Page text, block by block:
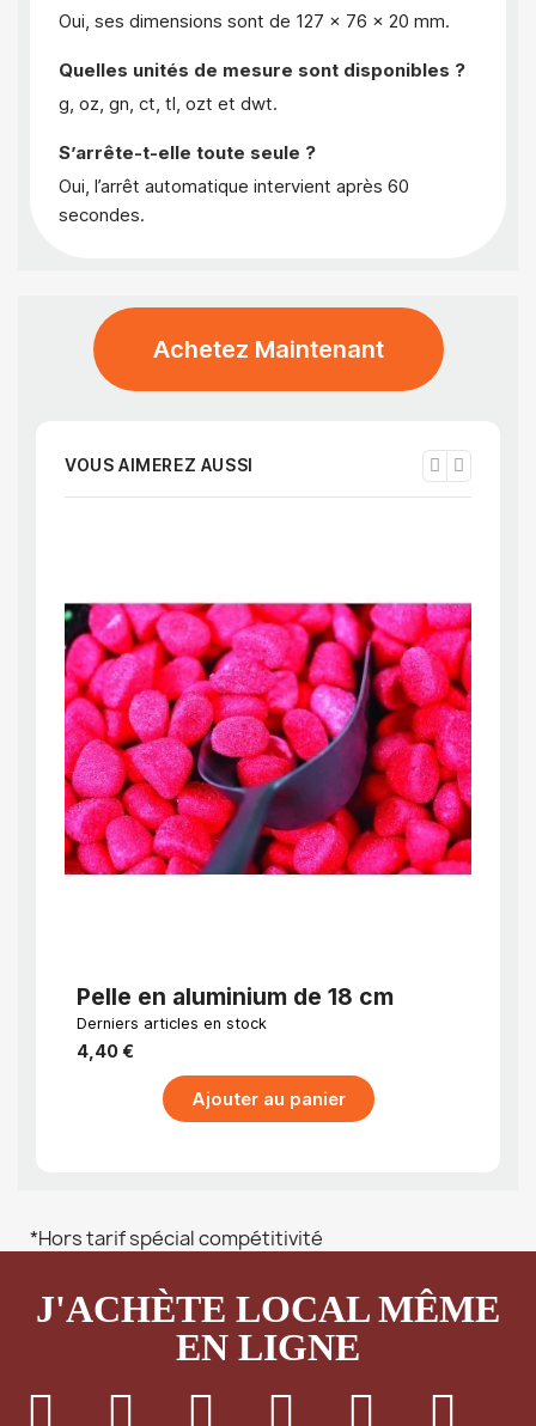
Oui, ses dimensions sont de 127 x 76 x 20 mm.
Quelles unités de mesure sont disponibles ?
g, oz, gn, ct, tl, ozt et dwt.
S’arrête-t-elle toute seule ?
Oui, l’arrêt automatique intervient après 60
secondes.
Achetez Maintenant
VOUS AIMEREZ AUSSI
Pelle en aluminium de 18 cm
Derniers articles en stock
4,40 €
Ajouter au panier
*Hors tarif spécial compétitivité
J'ACHÈTE LOCAL MÊME
EN LIGNE